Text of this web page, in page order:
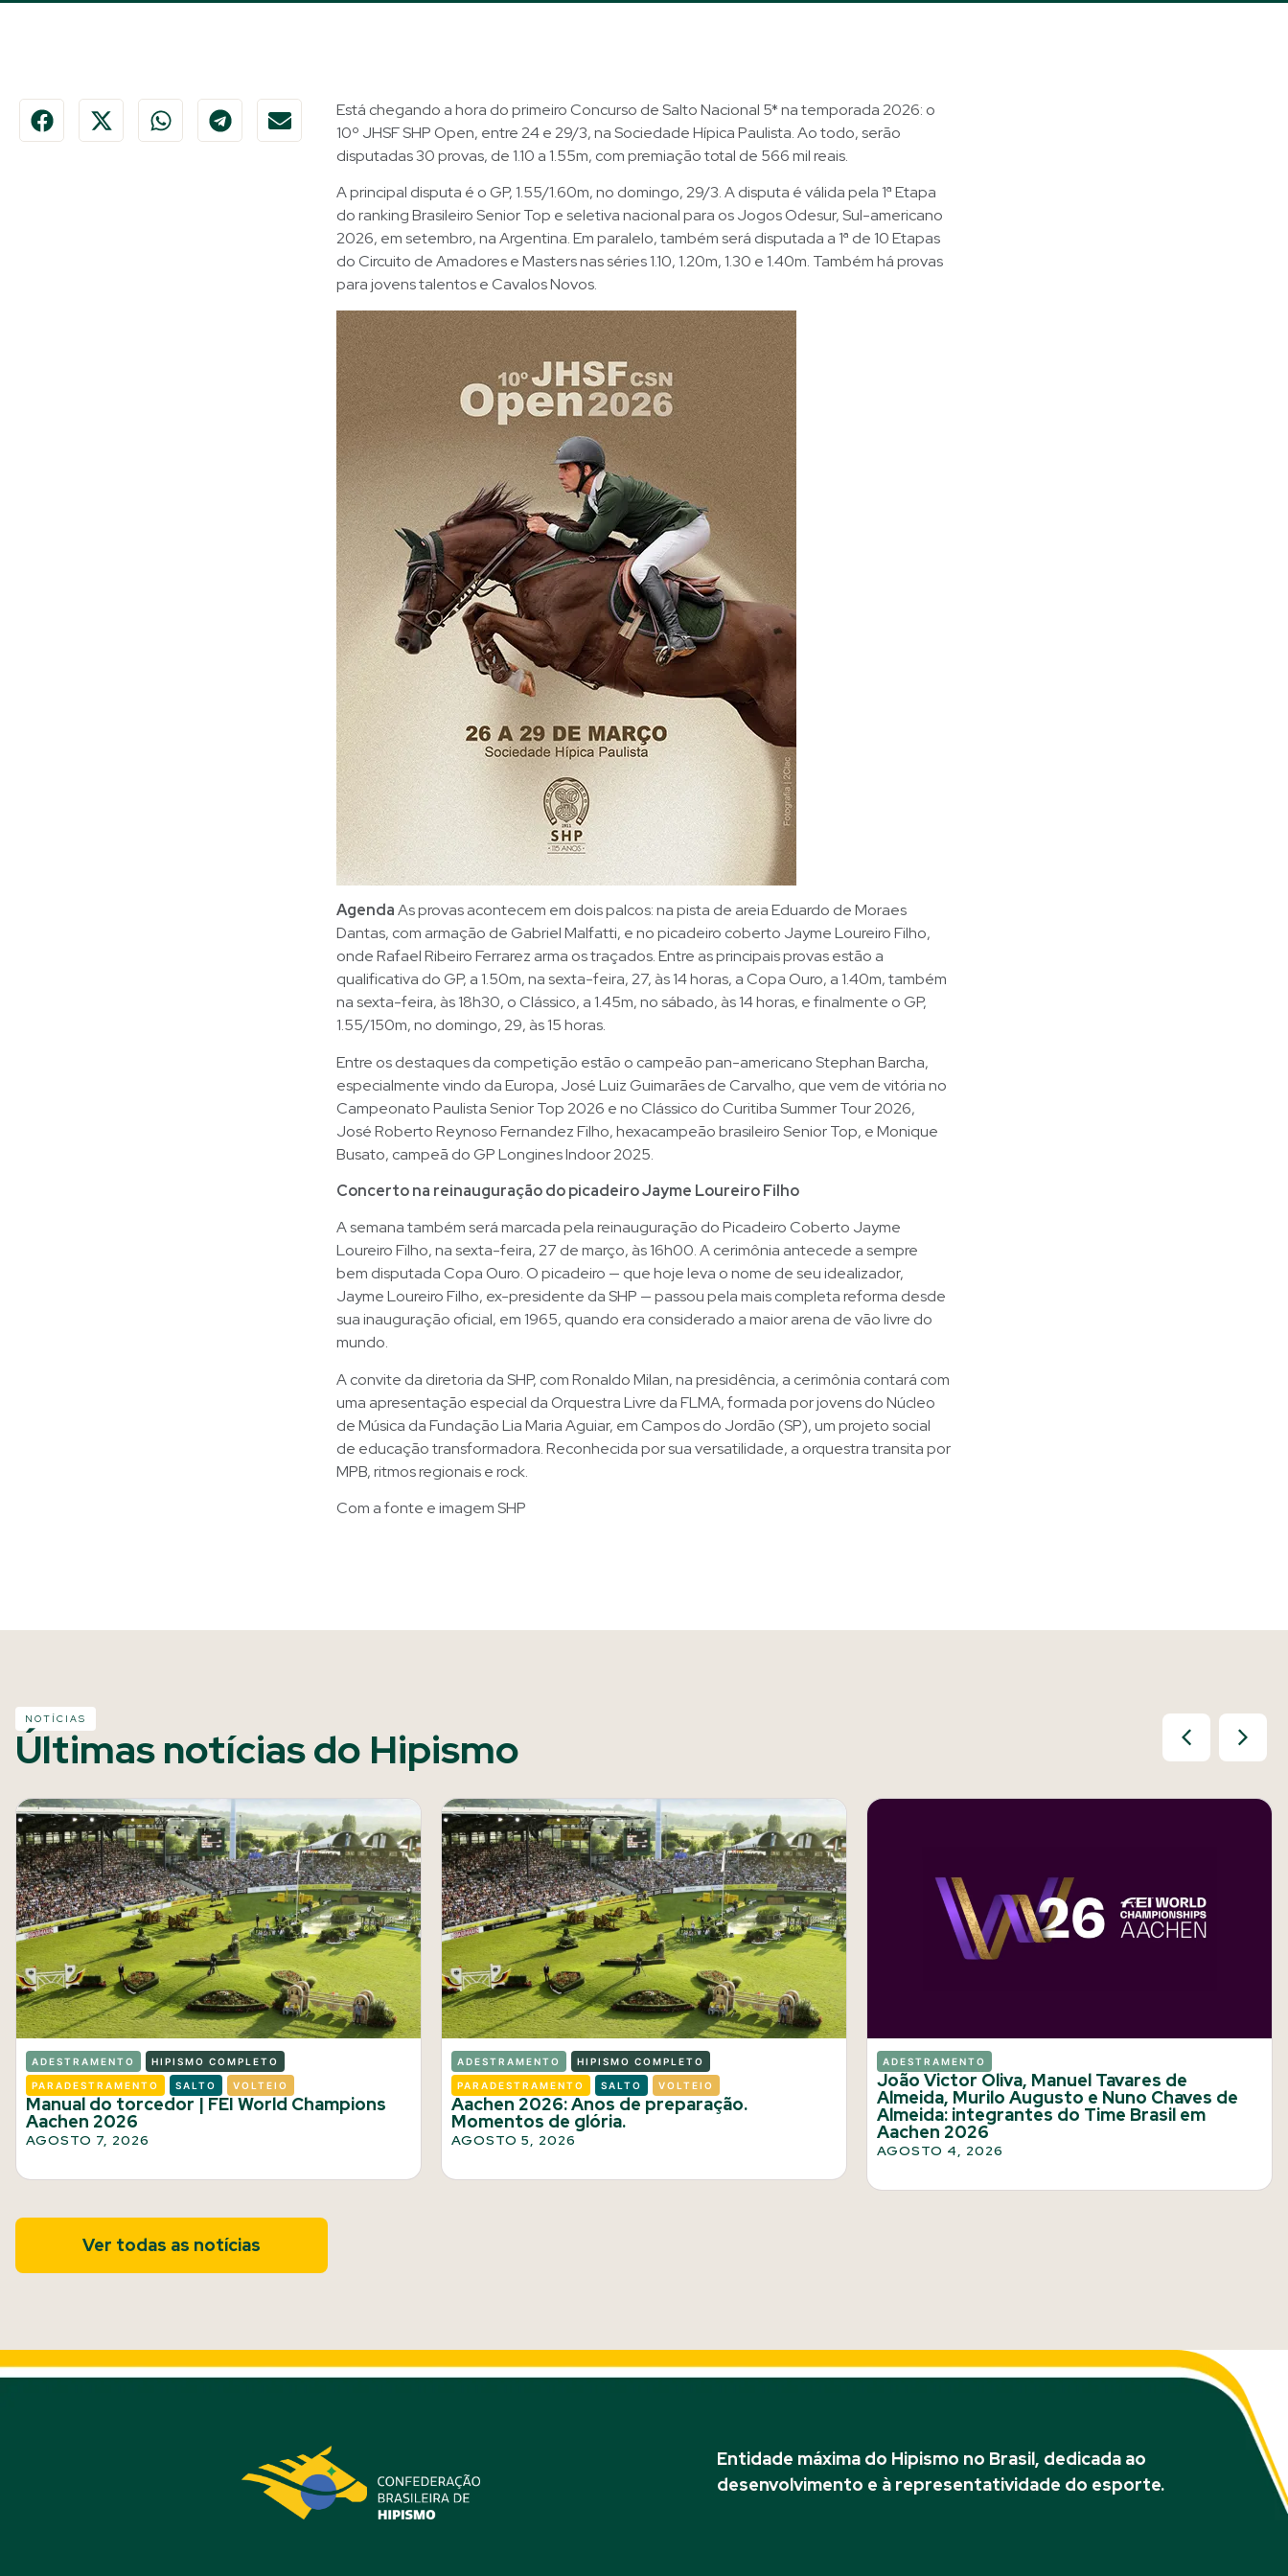
Está chegando a hora do primeiro Concurso de Salto Nacional 5* na temporada 2026: o
10º JHSF SHP Open, entre 24 e 29/3, na Sociedade Hípica Paulista. Ao todo, serão
disputadas 30 provas, de 1.10 a 1.55m, com premiação total de 566 mil reais.
A principal disputa é o GP, 1.55/1.60m, no domingo, 29/3. A disputa é válida pela 1ª Etapa
do ranking Brasileiro Senior Top e seletiva nacional para os Jogos Odesur, Sul-americano
2026, em setembro, na Argentina. Em paralelo, também será disputada a 1ª de 10 Etapas
do Circuito de Amadores e Masters nas séries 1.10, 1.20m, 1.30 e 1.40m. Também há provas
para jovens talentos e Cavalos Novos.
AgendaAs provas acontecem em dois palcos: na pista de areia Eduardo de Moraes
Dantas, com armação de Gabriel Malfatti, e no picadeiro coberto Jayme Loureiro Filho,
onde Rafael Ribeiro Ferrarez arma os traçados. Entre as principais provas estão a
qualificativa do GP, a 1.50m, na sexta-feira, 27, às 14 horas, a Copa Ouro, a 1.40m, também
na sexta-feira, às 18h30, o Clássico, a 1.45m, no sábado, às 14 horas, e finalmente o GP,
1.55/150m, no domingo, 29, às 15 horas.
Entre os destaques da competição estão o campeão pan-americano Stephan Barcha,
especialmente vindo da Europa, José Luiz Guimarães de Carvalho, que vem de vitória no
Campeonato Paulista Senior Top 2026 e no Clássico do Curitiba Summer Tour 2026,
José Roberto Reynoso Fernandez Filho, hexacampeão brasileiro Senior Top, e Monique
Busato, campeã do GP Longines Indoor 2025.
Concerto na reinauguração do picadeiro Jayme Loureiro Filho
A semana também será marcada pela reinauguração do Picadeiro Coberto Jayme
Loureiro Filho, na sexta-feira, 27 de março, às 16h00. A cerimônia antecede a sempre
bem disputada Copa Ouro. O picadeiro — que hoje leva o nome de seu idealizador,
Jayme Loureiro Filho, ex-presidente da SHP — passou pela mais completa reforma desde
sua inauguração oficial, em 1965, quando era considerado a maior arena de vão livre do
mundo.
A convite da diretoria da SHP, com Ronaldo Milan, na presidência, a cerimônia contará com
uma apresentação especial da Orquestra Livre da FLMA, formada por jovens do Núcleo
de Música da Fundação Lia Maria Aguiar, em Campos do Jordão (SP), um projeto social
de educação transformadora. Reconhecida por sua versatilidade, a orquestra transita por
MPB, ritmos regionais e rock.
Com a fonte e imagem SHP
NOTÍCIAS
Últimas notícias do Hipismo
ADESTRAMENTO HIPISMO COMPLETO
PARADESTRAMENTO SALTO VOLTEIO
Manual do torcedor | FEI World Champions
Aachen 2026
AGOSTO 7, 2026
ADESTRAMENTO HIPISMO COMPLETO
PARADESTRAMENTO SALTO VOLTEIO
Aachen 2026: Anos de preparação.
Momentos de glória.
AGOSTO 5, 2026
ADESTRAMENTO
João Victor Oliva, Manuel Tavares de
Almeida, Murilo Augusto e Nuno Chaves de
Almeida: integrantes do Time Brasil em
Aachen 2026
AGOSTO 4, 2026
Ver todas as notícias
Entidade máxima do Hipismo no Brasil, dedicada ao
desenvolvimento e à representatividade do esporte.